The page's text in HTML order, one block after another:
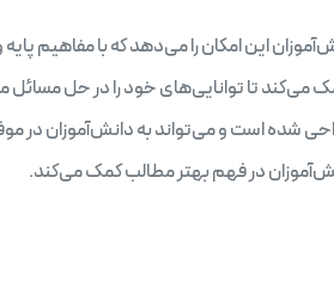
این امکان را می‌دهد که با مفاهیم پایه
تا توانایی‌های خود را در حل مسائل
شده است و می‌تواند به دانش‌آموزان در
در فهم بهتر مطالب کمک می‌کند.